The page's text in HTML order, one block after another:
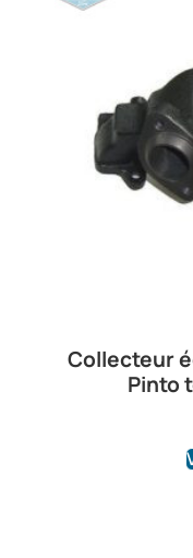
Collecteur
Pinto